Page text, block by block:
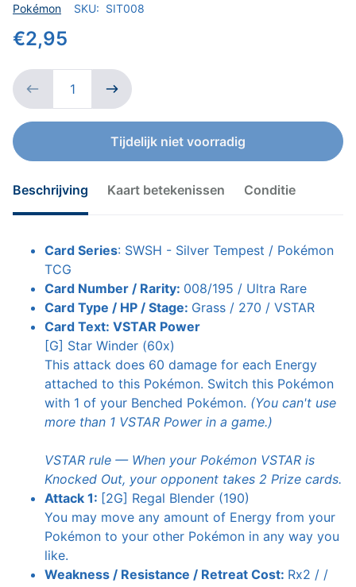
Verkoper
Pokémon SKU: SIT008
€2,95
Tijdelijk niet voorradig
Beschrijving Kaart betekenissen Conditie
Card Series: SWSH - Silver Tempest / Pokémon
TCG
Card Number / Rarity: 008/195 / Ultra Rare
Card Type / HP / Stage: Grass / 270 / VSTAR
Card Text: VSTAR Power
[G] Star Winder (60x)
This attack does 60 damage for each Energy
attached to this Pokémon. Switch this Pokémon
with 1 of your Benched Pokémon. (You can't use
more than 1 VSTAR Power in a game.)
VSTAR rule — When your Pokémon VSTAR is
Knocked Out, your opponent takes 2 Prize cards.
Attack 1: [2G] Regal Blender (190)
You may move any amount of Energy from your
Pokémon to your other Pokémon in any way you
like.
Weakness / Resistance / Retreat Cost: Rx2 / /